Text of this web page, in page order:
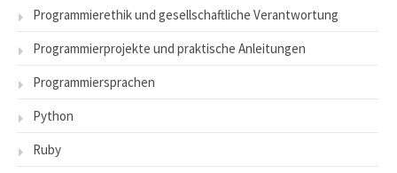
Programmierethik und gesellschaftliche Verantwortung
Programmierprojekte und praktische Anleitungen
Programmiersprachen
Python
Ruby